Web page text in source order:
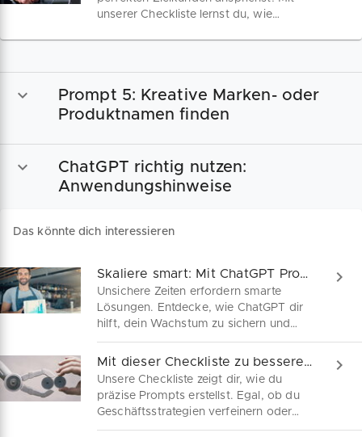
unserer Checkliste lernst du, wie
Prompt 5: Kreative Marken- oder
Produktnamen finden
ChatGPT richtig nutzen:
Anwendungshinweise
Das könnte dich interessieren
Skaliere smart: Mit ChatGPT Prompts zu mehr Wachstum
Unsichere Zeiten erfordern smarte
Lösungen. Entdecke, wie ChatGPT dir
hilft, dein Wachstum zu sichern und
mach den ersten Schritt zur Skalierung
mithilfe von KI. Hier findest du konkrete
Beispiele für ChatGPT Prompts, um dein
Business wettbewerbsfähig
aufzustellen.
Mit dieser Checkliste zu besseren ChatGPT-Ergebnissen
Unsere Checkliste zeigt dir, wie du
präzise Prompts erstellst. Egal, ob du
Geschäftsstrategien verfeinern oder
dein Marketing optimieren willst – hier